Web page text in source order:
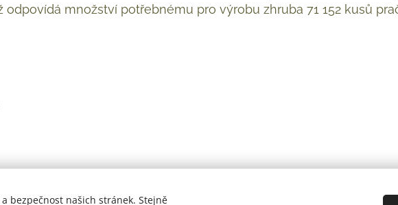
odpovídá množství potřebnému pro výrobu zhruba 71 152 kusů
bezpečnost našich stránek. Stejně